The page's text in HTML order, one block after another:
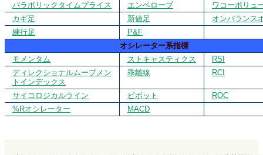
パラボリックタイムプライス
エンベロープ
ワコーボリュ
カギ足
新値足
オンバランス
練行足
P&F
オシレーター系指標
モメンタム
ストキャスティクス
RSI
ディレクショナルムーブメン
トインデックス
乖離線 RCI
サイコロジカルライン ピボット
ROC
%Rオシレーター
MACD